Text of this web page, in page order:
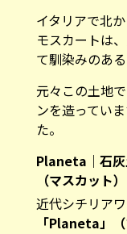
イタリアで北
モスカートは
て馴染みのある
元々この土地
ンを造ってい
た。
Planeta｜石灰
（マスカット
近代シチリア
「Planeta」（